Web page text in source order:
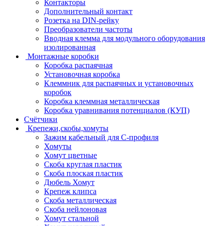
Контакторы
Дополнительный контакт
Розетка на DIN-рейку
Преобразователи частоты
Вводная клемма для модульного оборудования
изолированная
Монтажные коробки
Коробка распаячная
Установочная коробка
Клеммник для распаячных и установочных
коробок
Коробка клеммная металлическая
Коробка уравнивания потенциалов (КУП)
Счётчики
Крепежи,скобы,хомуты
Зажим кабельный для С-профиля
Хомуты
Хомут цветные
Скоба круглая пластик
Скоба плоская пластик
Дюбель Хомут
Крепеж клипса
Скоба металлическая
Скоба нейлоновая
Хомут стальной